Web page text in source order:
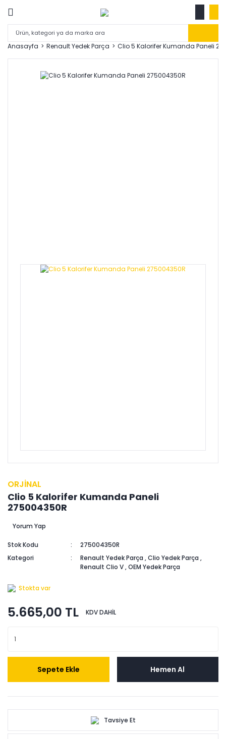
Anasayfa Renault Yedek Parça Clio 5 Kalorifer Kumanda Paneli
ORJİNAL
Clio 5 Kalorifer Kumanda Paneli
275004350R
Yorum Yap
Stok Kodu
275004350R
Kategori
Renault Yedek Parça ,Clio Yedek Parça ,
Renault Clio V,OEM Yedek Parça
Stokta var
5.665,00 TL KDV DAHİL
Sepete Ekle Hemen Al
Tavsiye Et